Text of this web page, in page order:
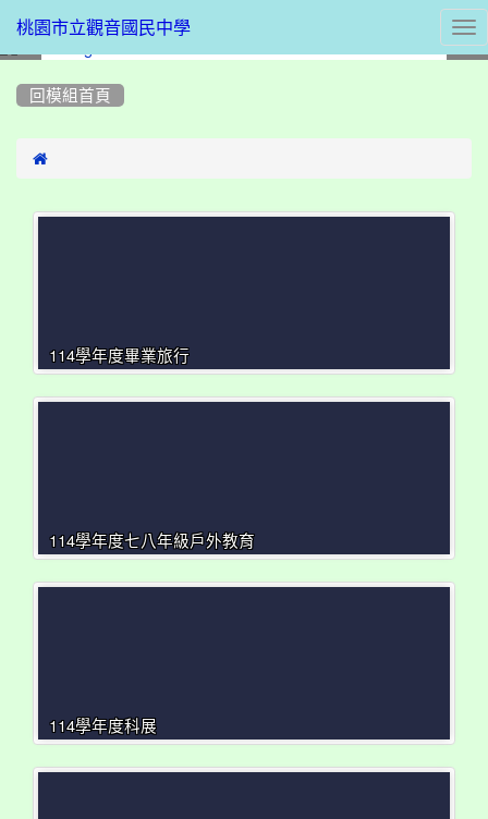
桃園市立觀音國民中學
回模組首頁

114學年度畢業旅行
114學年度七八年級戶外教育
114學年度科展